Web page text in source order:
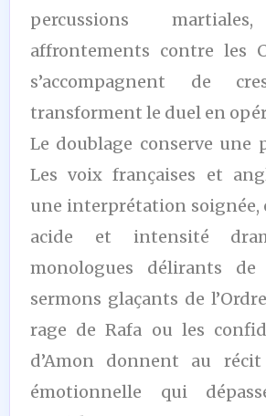
percussions
affrontements contre les
s’accompagnent de
transforment le duel en
Le doublage conserve une
Les voix françaises et
une interprétation soignée,
acide et intensité
monologues délirants de
sermons glaçants de
rage de Rafa ou les
d’Amon donnent au
émotionnelle qui